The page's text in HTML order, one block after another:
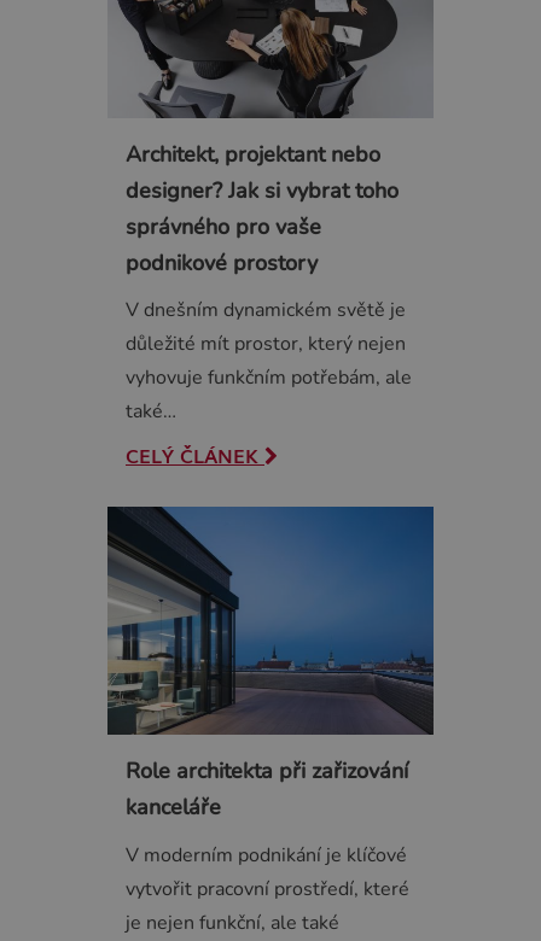
Architekt, projektant nebo
designer? Jak si vybrat toho
správného pro vaše
podnikové prostory
V dnešním dynamickém světě je
důležité mít prostor, který nejen
vyhovuje funkčním potřebám, ale
také…
CELÝ ČLÁNEK
Role architekta při zařizování
kanceláře
V moderním podnikání je klíčové
vytvořit pracovní prostředí, které
je nejen funkční, ale také